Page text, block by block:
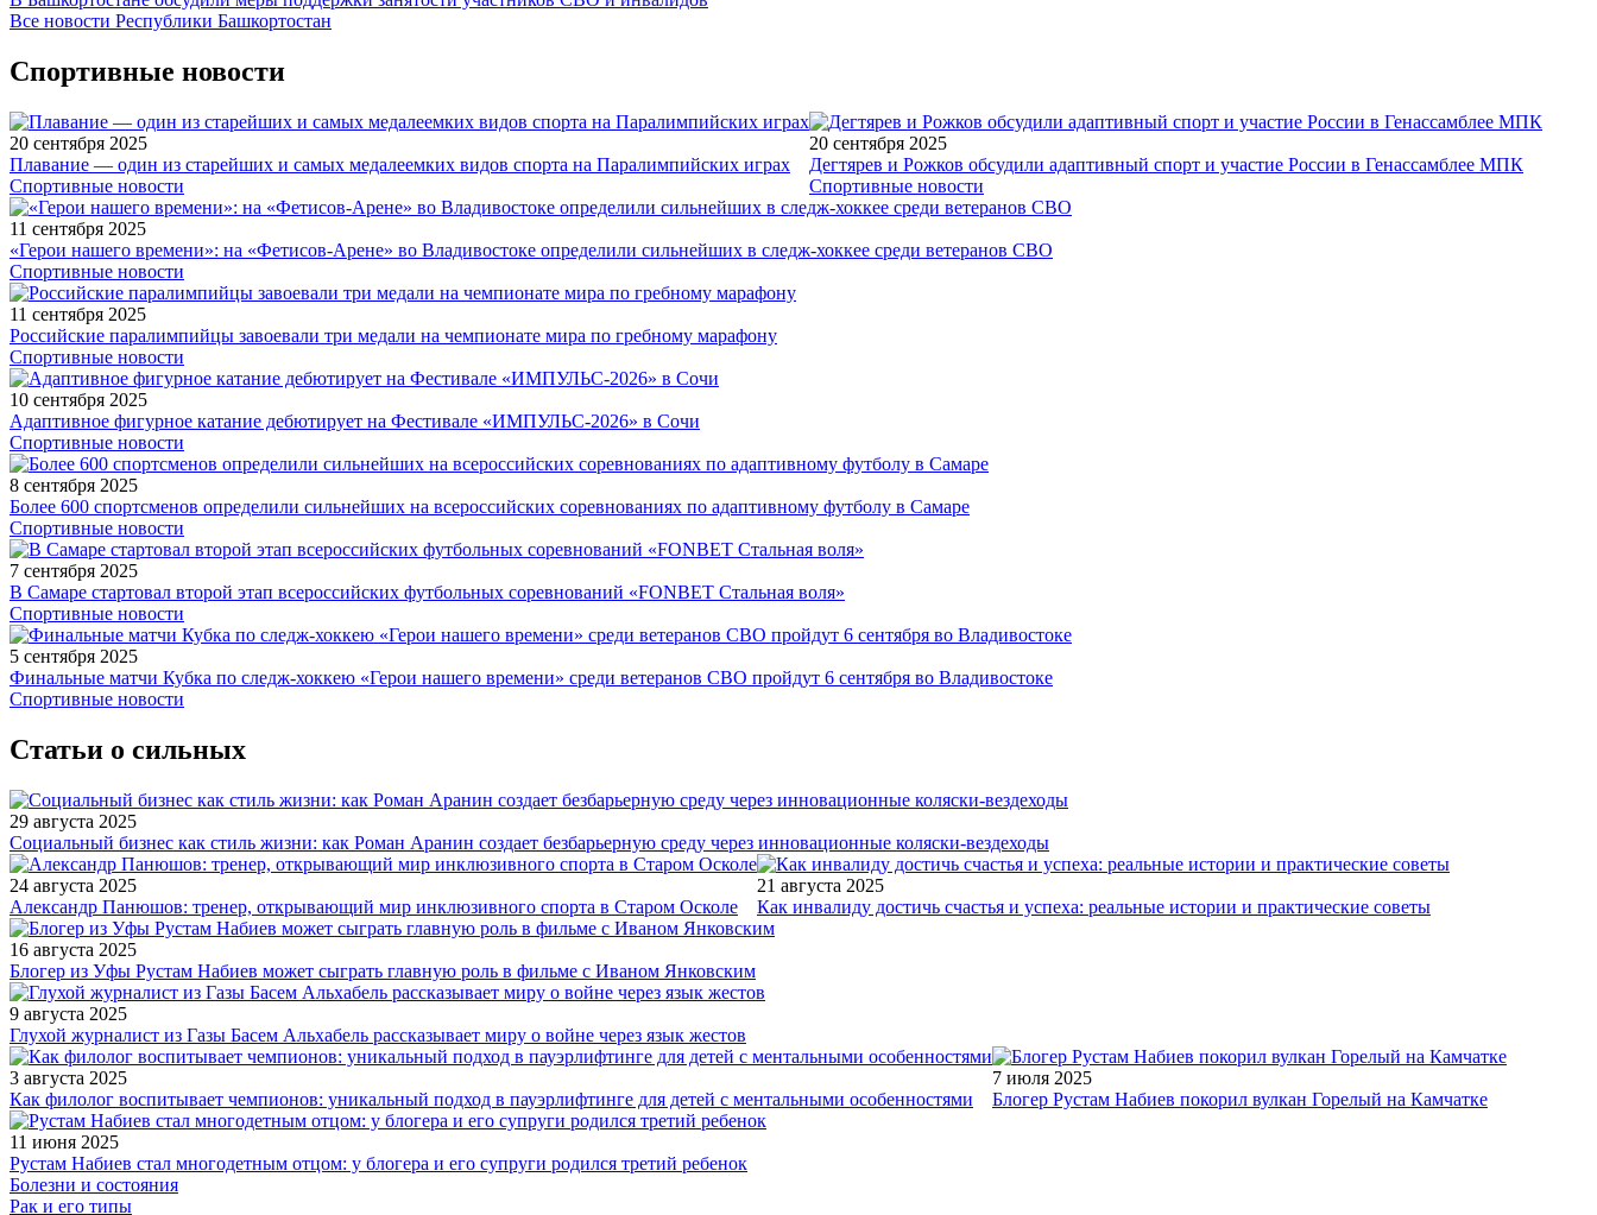
Все новости Республики Башкортостан
Спортивные новости
20 сентября 2025
Плавание — один из старейших и самых медалеемких видов спорта на Паралимпийских играх
Спортивные новости
20 сентября 2025
Дегтярев и Рожков обсудили адаптивный спорт и участие России в Генассамблее МПК
Спортивные новости
11 сентября 2025
«Герои нашего времени»: на «Фетисов-Арене» во Владивостоке определили сильнейших в следж-хоккее среди ветеранов СВО
Спортивные новости
11 сентября 2025
Российские паралимпийцы завоевали три медали на чемпионате мира по гребному марафону
Спортивные новости
10 сентября 2025
Адаптивное фигурное катание дебютирует на Фестивале «ИМПУЛЬС-2026» в Сочи
Спортивные новости
8 сентября 2025
Более 600 спортсменов определили сильнейших на всероссийских соревнованиях по адаптивному футболу в Самаре
Спортивные новости
7 сентября 2025
В Самаре стартовал второй этап всероссийских футбольных соревнований «FONBET Стальная воля»
Спортивные новости
5 сентября 2025
Финальные матчи Кубка по следж-хоккею «Герои нашего времени» среди ветеранов СВО пройдут 6 сентября во Владивостоке
Спортивные новости
Статьи о сильных
29 августа 2025
Социальный бизнес как стиль жизни: как Роман Аранин создает безбарьерную среду через инновационные коляски-вездеходы
24 августа 2025
Александр Панюшов: тренер, открывающий мир инклюзивного спорта в Старом Осколе
21 августа 2025
Как инвалиду достичь счастья и успеха: реальные истории и практические советы
16 августа 2025
Блогер из Уфы Рустам Набиев может сыграть главную роль в фильме с Иваном Янковским
9 августа 2025
Глухой журналист из Газы Басем Альхабель рассказывает миру о войне через язык жестов
3 августа 2025
Как филолог воспитывает чемпионов: уникальный подход в пауэрлифтинге для детей с ментальными особенностями
7 июля 2025
Блогер Рустам Набиев покорил вулкан Горелый на Камчатке
11 июня 2025
Рустам Набиев стал многодетным отцом: у блогера и его супруги родился третий ребенок
Болезни и состояния
Рак и его типы